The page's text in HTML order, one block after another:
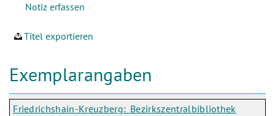
Titel exportieren
Exemplarangaben
Friedrichshain-Kreuzberg: Bezirkszentralbibliothek